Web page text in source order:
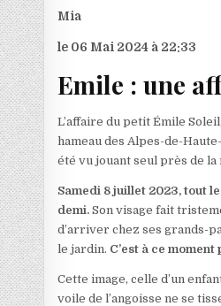
Mia
le 06 Mai 2024 à 22:33
Emile : une
L’affaire du petit Émile
hameau des Alpes-de-
été vu jouant seul près de
Samedi 8 juillet 2023, tout
demi. Son visage fait
d’arriver chez ses grands-
le jardin. C’est à ce moment
Cette image, celle d’un
voile de l’angoisse ne se